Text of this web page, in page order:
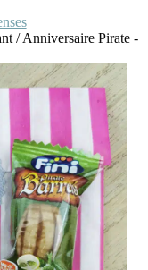
/Anniversaire Pirate -